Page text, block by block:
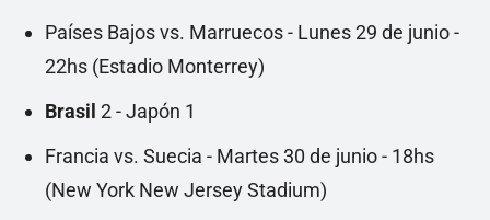
Países Bajos vs. Marruecos - Lunes 29 de junio -
22hs (Estadio Monterrey)
Brasil 2 - Japón 1
Francia vs. Suecia - Martes 30 de junio - 18hs
(New York New Jersey Stadium)